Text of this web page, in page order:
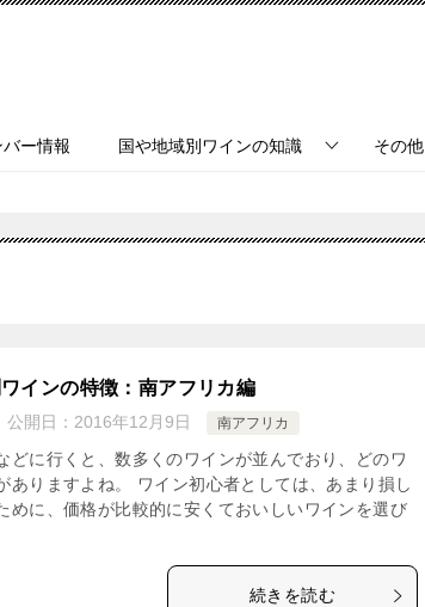
ー情報 国や地域別ワインの知識 その他
インの特徴：南アフリカ編
公開日： 2016年12月9日 南アフリカ
どに行くと、数多くのワインが並んでおり、どのワ
ありますよね。 ワイン初心者としては、あまり損し
めに、価格が比較的に安くておいしいワインを選び
続きを読む